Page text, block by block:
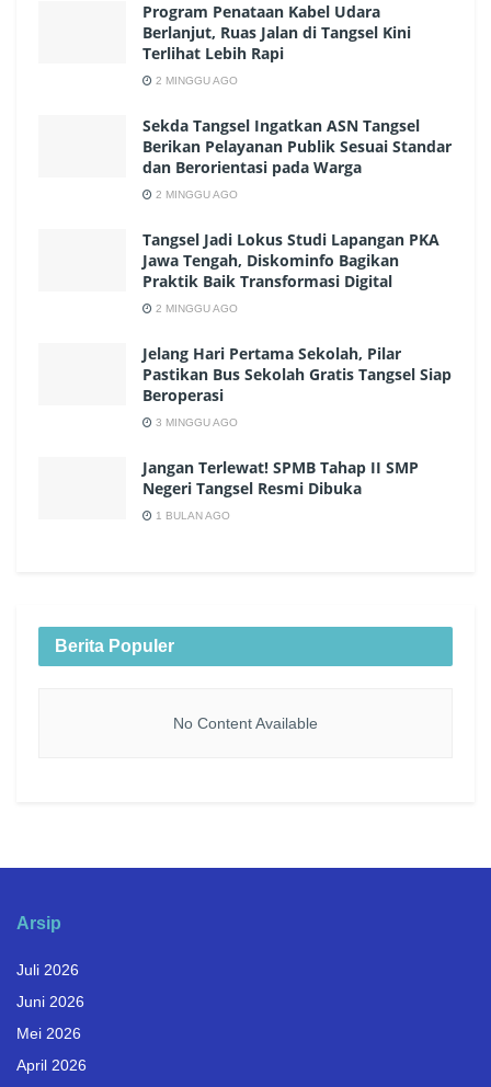
Program Penataan Kabel Udara
Berlanjut, Ruas Jalan di Tangsel Kini
Terlihat Lebih Rapi
2 MINGGU AGO
Sekda Tangsel Ingatkan ASN Tangsel
Berikan Pelayanan Publik Sesuai Standar
dan Berorientasi pada Warga
2 MINGGU AGO
Tangsel Jadi Lokus Studi Lapangan PKA
Jawa Tengah, Diskominfo Bagikan
Praktik Baik Transformasi Digital
2 MINGGU AGO
Jelang Hari Pertama Sekolah, Pilar
Pastikan Bus Sekolah Gratis Tangsel Siap
Beroperasi
3 MINGGU AGO
Jangan Terlewat! SPMB Tahap II SMP
Negeri Tangsel Resmi Dibuka
1 BULAN AGO
Berita Populer
No Content Available
Arsip
Juli 2026
Juni 2026
Mei 2026
April 2026